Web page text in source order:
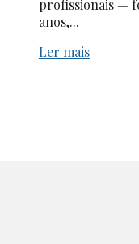
profissionais —
anos,...
Ler mais